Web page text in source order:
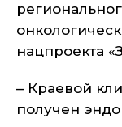
нацпроекта
– Краевой
получен